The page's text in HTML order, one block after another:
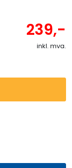
239,-
inkl. mva.